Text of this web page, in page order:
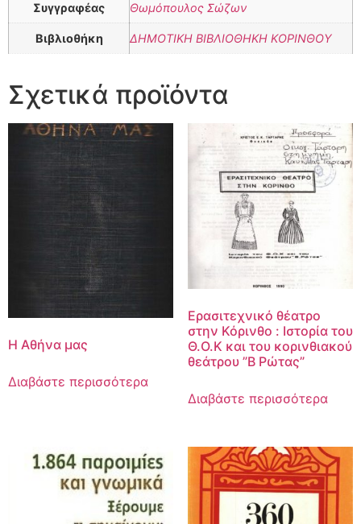
Συγγραφέας Θωμόπουλος Σώζων
Βιβλιοθήκη ΔΗΜΟΤΙΚΗ ΒΙΒΛΙΟΘΗΚΗ ΚΟΡΙΝΘΟΥ
Σχετικά προϊόντα
Η Αθήνα μας
Διαβάστε περισσότερα
Ερασιτεχνικό θέατρο
στην Κόρινθο : Ιστορία του
Θ.Ο.Κ και του κορινθιακού
θεάτρου ”Β Ρώτας”
Διαβάστε περισσότερα